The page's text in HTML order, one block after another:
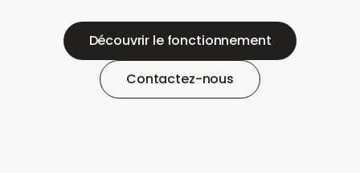
Découvrir le fonctionnement
Contactez-nous